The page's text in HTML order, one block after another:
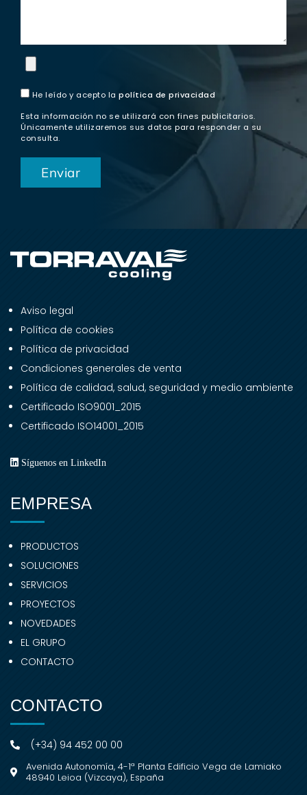
He leído y acepto la política de privacidad
Esta información no se utilizará con fines publicitarios.
Únicamente utilizaremos sus datos para responder a su
consulta.
Aviso legal
Política de cookies
Política de privacidad
Condiciones generales de venta
Política de calidad, salud, seguridad y medio ambiente
Certificado ISO9001_2015
Certificado ISO14001_2015
Síguenos en LinkedIn
EMPRESA
PRODUCTOS
SOLUCIONES
SERVICIOS
PROYECTOS
NOVEDADES
EL GRUPO
CONTACTO
CONTACTO
(+34) 94 452 00 00
Avenida Autonomía, 4-1ª Planta Edificio Vega de Lamiako
48940 Leioa (Vizcaya), España